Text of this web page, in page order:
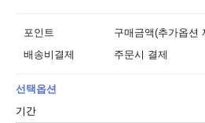
포인트
구매금액(추가옵션
배송비결제
주문시 결제
선택옵션
기간